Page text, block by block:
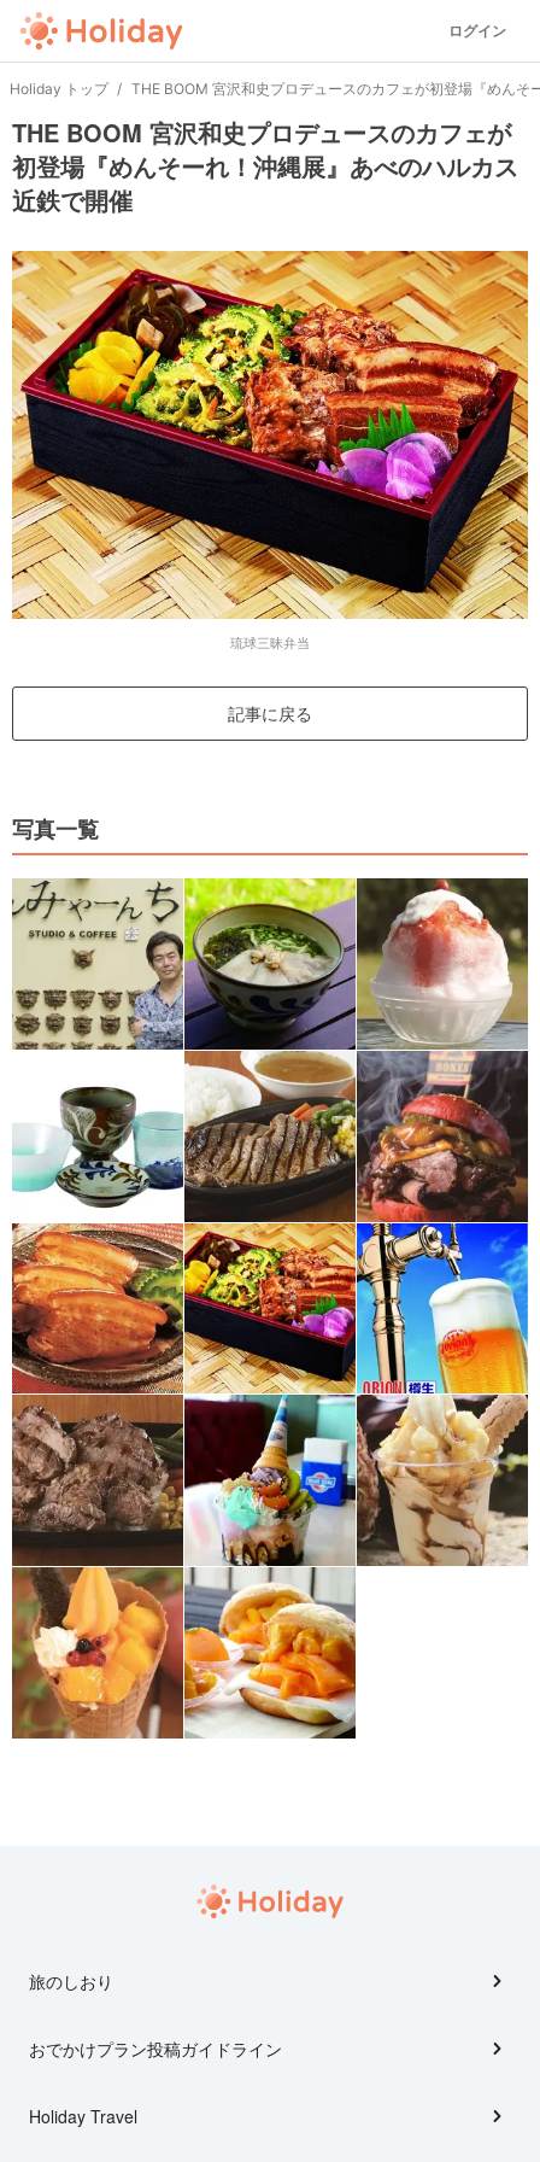
ログイン
Holiday トップ THE BOOM 宮沢和史プロデュースのカフェが初登場『めんそ
THE BOOM 宮沢和史プロデュースのカフェが
初登場『めんそーれ！沖縄展』あべのハルカス
近鉄で開催
琉球三昧弁当
記事に戻る
写真一覧
旅のしおり
おでかけプラン投稿ガイドライン
Holiday Travel